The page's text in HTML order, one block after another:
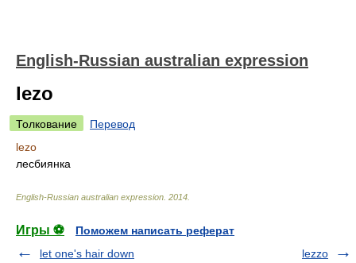
English-Russian australian expression
lezo
Толкование
Перевод
lezo
лесбиянка
English-Russian australian expression 2014
Игры ⚽
Поможем написать реферат
let one's hair down
lezzo